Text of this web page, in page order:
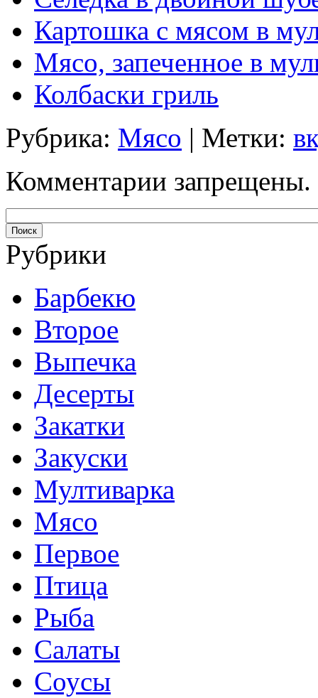
Картошка с мясом в
Мясо, запеченное в
Колбаски гриль
Рубрика: Мясо | Метки:
Комментарии запрещены.
Рубрики
Барбекю
Второе
Выпечка
Десерты
Закатки
Закуски
Мултиварка
Мясо
Первое
Птица
Рыба
Салаты
Соусы